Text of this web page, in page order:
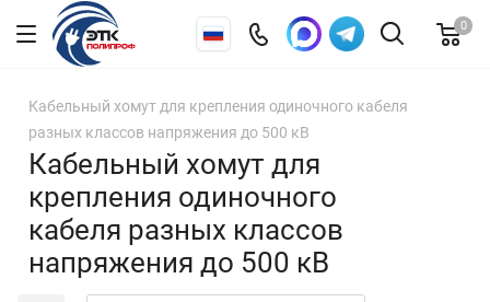
0
Кабельный хомут для крепления одиночного кабеля
разных классов напряжения до 500 кВ
Кабельный хомут для
крепления одиночного
кабеля разных классов
напряжения до 500 кВ